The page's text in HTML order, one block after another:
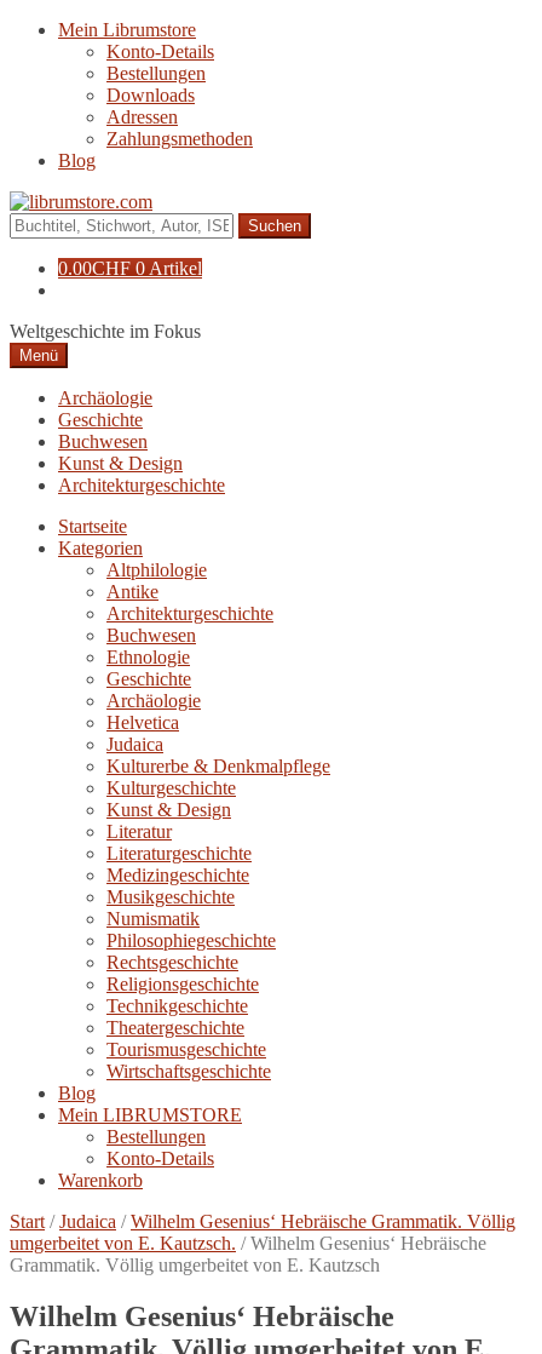
Navigation
Zum
Mein Librumstore
Konto-Details
Bestellungen
Downloads
Adressen
Zahlungsmethoden
Blog
Suche
nach:
0.00CHF 0 Artikel
Weltgeschichte im Fokus
Menü
Archäologie
Geschichte
Buchwesen
Kunst & Design
Architekturgeschichte
Startseite
Kategorien
Altphilologie
Antike
Architekturgeschichte
Buchwesen
Ethnologie
Geschichte
Archäologie
Helvetica
Judaica
Kulturerbe & Denkmalpflege
Kulturgeschichte
Kunst & Design
Literatur
Literaturgeschichte
Medizingeschichte
Musikgeschichte
Numismatik
Philosophiegeschichte
Rechtsgeschichte
Religionsgeschichte
Technikgeschichte
Theatergeschichte
Tourismusgeschichte
Wirtschaftsgeschichte
Blog
Mein LIBRUMSTORE
Bestellungen
Konto-Details
Warenkorb
Start /Judaica /Wilhelm Gesenius‘ Hebräische Grammatik. Völlig
umgerbeitet von E. Kautzsch. /Wilhelm Gesenius‘ Hebräische
Grammatik. Völlig umgerbeitet von E. Kautzsch
Wilhelm Gesenius‘ Hebräische